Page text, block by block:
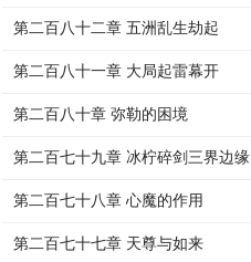
第二百八十二章 五洲乱生劫起
第二百八十一章 大局起雷幕开
第二百八十章 弥勒的困境
第二百七十九章 冰柠碎剑三界边缘
第二百七十八章 心魔的作用
第二百七十七章 天尊与如来